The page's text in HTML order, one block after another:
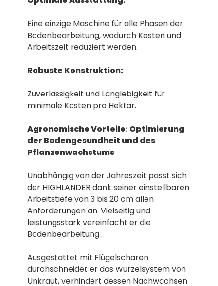
Eine einzige Maschine für alle Phasen der
Bodenbearbeitung, wodurch Kosten und
Arbeitszeit reduziert werden.
Robuste Konstruktion:
Zuverlässigkeit und Langlebigkeit für
minimale Kosten pro Hektar.
Agronomische Vorteile: Optimierung
der Bodengesundheit und des
Pflanzenwachstums
Unabhängig von der Jahreszeit passt sich
der HIGHLANDER dank seiner einstellbaren
Arbeitstiefe von 3 bis 20 cm allen
Anforderungen an. Vielseitig und
leistungsstark vereinfacht er die
Bodenbearbeitung .
Ausgestattet mit Flügelscharen
durchschneidet er das Wurzelsystem von
Unkraut, verhindert dessen Nachwachsen